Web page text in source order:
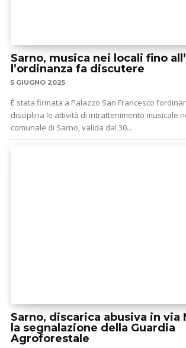
Sarno, musica nei locali fino
l’ordinanza fa discutere
5 GIUGNO 2025
È stata firmata a Palazzo San Francesco
disciplina le attività di intrattenimento musicale
comunale di Sarno, valida dal 30...
Sarno, discarica abusiva in via
la segnalazione della Guardia
Agroforestale